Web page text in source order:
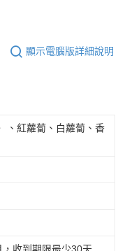
顯示電腦版詳細說明
、紅蘿蔔、白蘿蔔、香
收到期限最少30天